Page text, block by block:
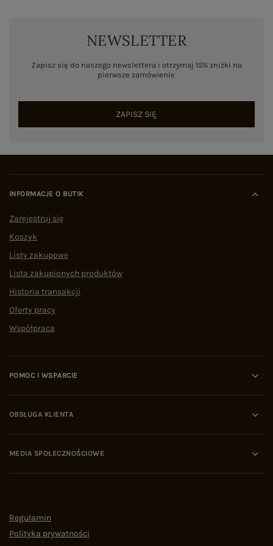
NEWSLETTER
Zapisz się do naszego newslettera i otrzymaj 15% zniżki na
pierwsze zamówienie
ZAPISZ SIĘ
INFORMACJE O BUTIK
Zarejestruj się
Koszyk
Listy zakupowe
Lista zakupionych produktów
Historia transakcji
Oferty pracy
Współpraca
POMOC I WSPARCIE
OBSŁUGA KLIENTA
MEDIA SPOŁECZNOŚCIOWE
Regulamin
Polityka prywatności